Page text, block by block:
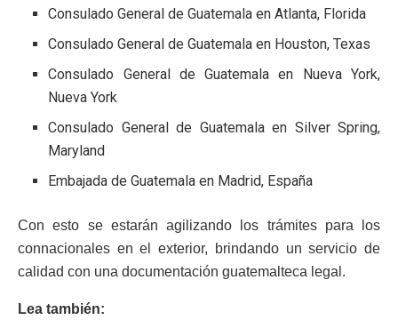
Consulado General de Guatemala en Atlanta, Florida
Consulado General de Guatemala en Houston, Texas
Consulado General de Guatemala en Nueva York,
Nueva York
Consulado General de Guatemala en Silver Spring,
Maryland
Embajada de Guatemala en Madrid, España
Con esto se estarán agilizando los trámites para los
connacionales en el exterior, brindando un servicio de
calidad con una documentación guatemalteca legal.
Lea también: